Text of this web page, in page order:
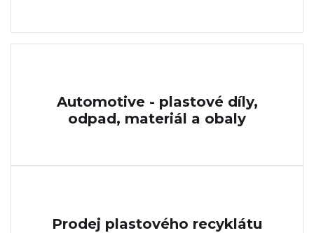
Automotive - plastové díly,
odpad, materiál a obaly
Prodej plastového recyklátu